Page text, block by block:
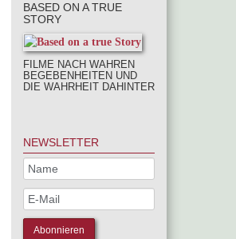
BASED ON A TRUE
STORY
FILME NACH WAHREN
BEGEBENHEITEN UND
DIE WAHRHEIT DAHINTER
NEWSLETTER